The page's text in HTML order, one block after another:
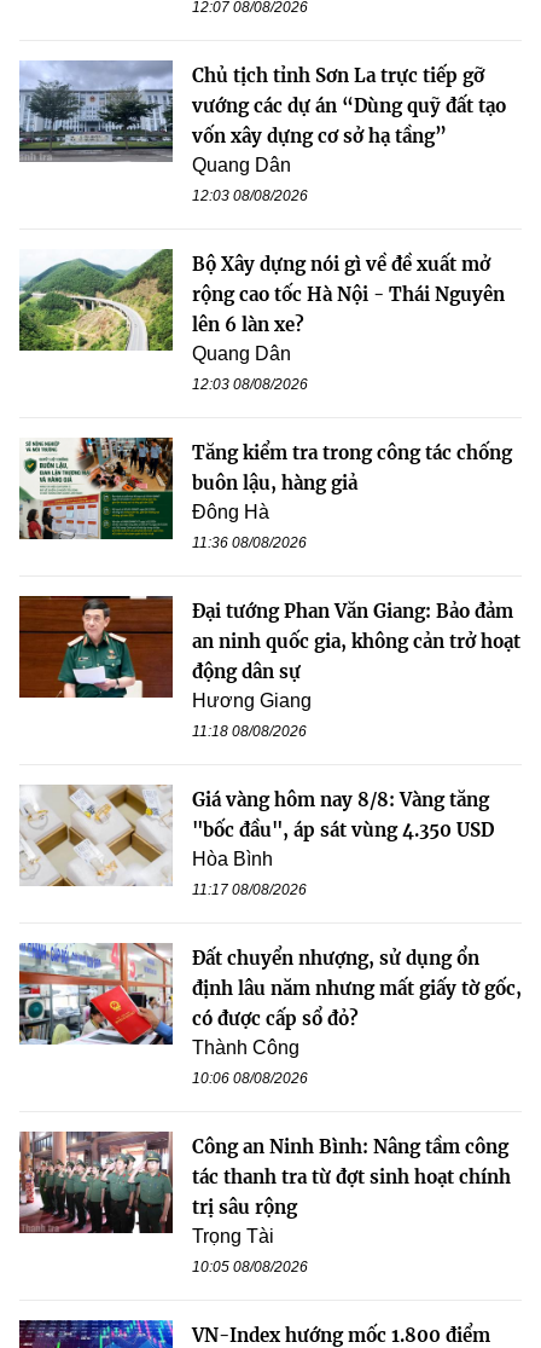
12:07 08/08/2026
Chủ tịch tỉnh Sơn La trực tiếp gỡ
vướng các dự án “Dùng quỹ đất tạo
vốn xây dựng cơ sở hạ tầng”
Quang Dân
12:03 08/08/2026
Bộ Xây dựng nói gì về đề xuất mở
rộng cao tốc Hà Nội - Thái Nguyên
lên 6 làn xe?
Quang Dân
12:03 08/08/2026
Tăng kiểm tra trong công tác chống
buôn lậu, hàng giả
Đông Hà
11:36 08/08/2026
Đại tướng Phan Văn Giang: Bảo đảm
an ninh quốc gia, không cản trở hoạt
động dân sự
Hương Giang
11:18 08/08/2026
Giá vàng hôm nay 8/8: Vàng tăng
"bốc đầu", áp sát vùng 4.350 USD
Hòa Bình
11:17 08/08/2026
Đất chuyển nhượng, sử dụng ổn
định lâu năm nhưng mất giấy tờ gốc,
có được cấp sổ đỏ?
Thành Công
10:06 08/08/2026
Công an Ninh Bình: Nâng tầm công
tác thanh tra từ đợt sinh hoạt chính
trị sâu rộng
Trọng Tài
10:05 08/08/2026
VN-Index hướng mốc 1.800 điểm